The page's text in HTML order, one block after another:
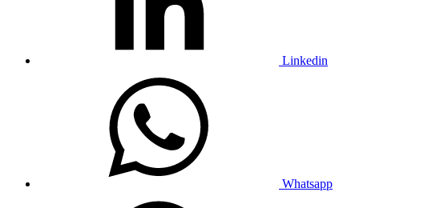
Linkedin
Whatsapp